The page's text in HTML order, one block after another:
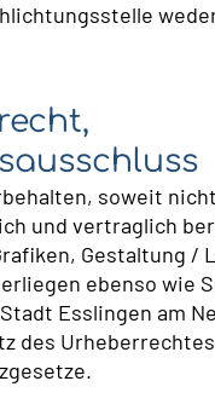
soweit
und vertraglich
Gestaltung /
ebenso wie
Esslingen am
des